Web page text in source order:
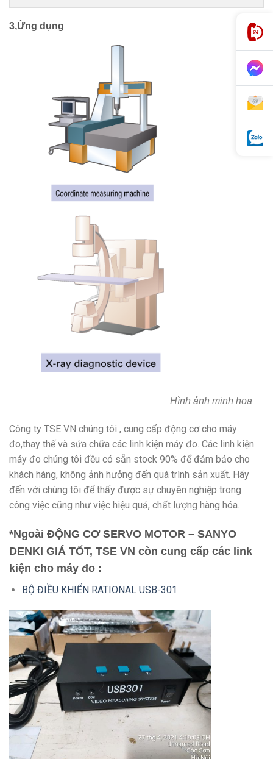
3,Ứng dụng
Hình ảnh minh họa
Công ty TSE VN chúng tôi , cung cấp động cơ cho máy
đo,thay thế và sửa chữa các linh kiện máy đo. Các linh kiện
máy đo chúng tôi đều có sẵn stock 90% để đảm bảo cho
khách hàng, không ảnh hưởng đến quá trình sản xuất. Hãy
đến với chúng tôi để thấy được sự chuyên nghiệp trong
công việc cũng như việc hiệu quả, chất lượng hàng hóa.
*Ngoài ĐỘNG CƠ SERVO MOTOR – SANYO
DENKI GIÁ TỐT, TSE VN còn cung cấp các link
kiện cho máy đo :
BỘ ĐIỀU KHIỂN RATIONAL USB-301